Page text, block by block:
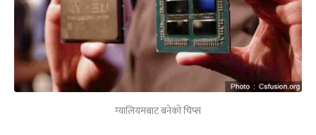
ग्यालियमबाट बनेको चिप्स